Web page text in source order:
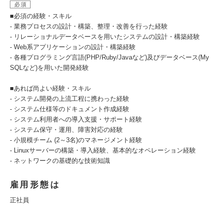
必須
■必須の経験・スキル
- 業務プロセスの設計・構築、整理・改善を行った経験
- リレーショナルデータベースを用いたシステムの設計・構築経験
- Web系アプリケーションの設計・構築経験
- 各種プログラミング言語(PHP/Ruby/Javaなど)及びデータベース(My
SQLなど)を用いた開発経験
■あれば尚よい経験・スキル
- システム開発の上流工程に携わった経験
- システム仕様等のドキュメント作成経験
- システム利用者への導入支援・サポート経験
- システム保守・運用、障害対応の経験
- 小規模チーム (2～3名)のマネージメント経験
- Linuxサーバーの構築・導入経験、基本的なオペレーション経験
- ネットワークの基礎的な技術知識
雇用形態は
正社員